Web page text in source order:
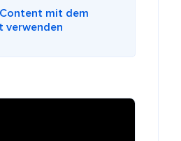
mit dem
verwenden